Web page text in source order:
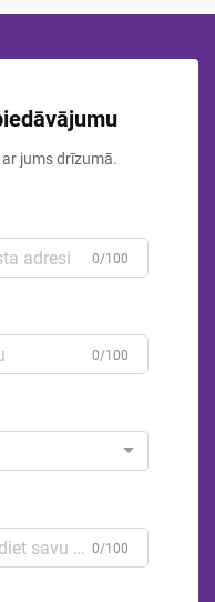
jums drīzumā.
0/100
0/100
0/100